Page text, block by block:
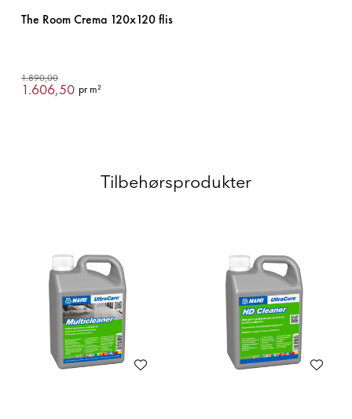
The Room Crema 120x120 flis
1.890,00
1.606,50 pr m²
Tilbehørsprodukter